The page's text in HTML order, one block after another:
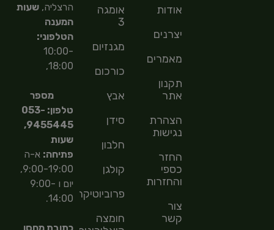
אודות
יצרנים
מאמרים
תקנון
אתר
הצהרת
נגישות
החזר
כספי
והחזרות
צור
קשר
אומגה
3
מגנזיום
כורכום
אבץ
סידן
חלבון
קולגן
פרוביוטיקה
חומצה
הרצליה,שעות
המענה
הטלפוני:
10:00-
18:00,
מספר
טלפון: 053-
9455445,
שעות
פתיחה: א-ה
9:00-19:00,
יום ו 9:00-
14:00.